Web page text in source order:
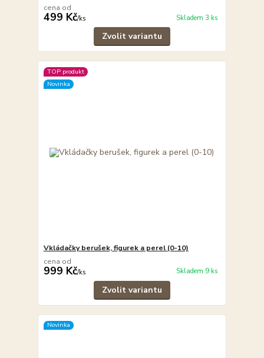
cena od
499 Kč/ks Skladem 3 ks
Zvolit variantu
TOP produkt
Novinka
Vkládačky berušek, figurek a perel (0-10)
cena od
999 Kč/ks Skladem 9 ks
Zvolit variantu
Novinka